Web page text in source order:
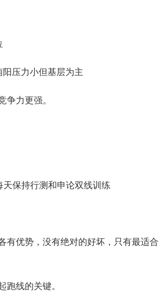
压力小但基层为主
争力更强。
保持行测和申论双线训练
有优势，没有绝对的好坏，只有最适合
跑线的关键。